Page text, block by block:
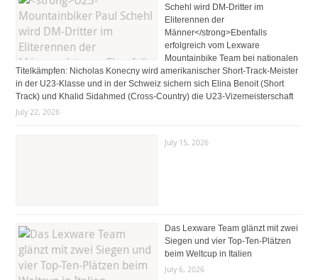
Schehl wird DM-Dritter im
Eliterennen der
Männer</strong>Ebenfalls
erfolgreich vom Lexware
Mountainbike Team bei nationalen
Titelkämpfen: Nicholas Konecny wird amerikanischer Short-Track-Meister
in der U23-Klasse und in der Schweiz sichern sich Elina Benoit (Short
Track) und Khalid Sidahmed (Cross-Country) die U23-Vizemeisterschaft
July 22, 2026
July 15, 2026
Das Lexware Team glänzt mit zwei
Siegen und vier Top-Ten-Plätzen
beim Weltcup in Italien
July 6, 2026